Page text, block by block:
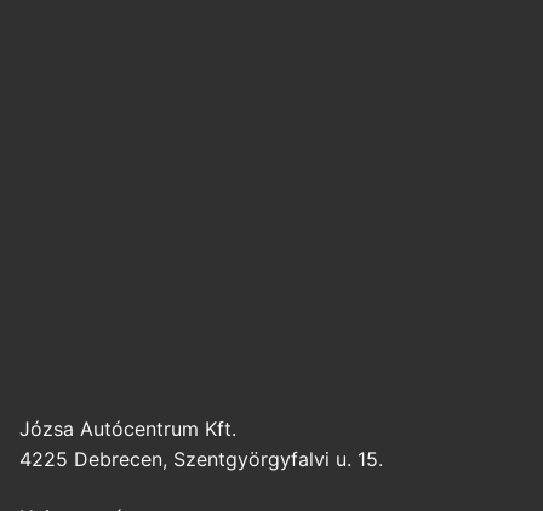
Józsa Autócentrum Kft.
4225 Debrecen, Szentgyörgyfalvi u. 15.